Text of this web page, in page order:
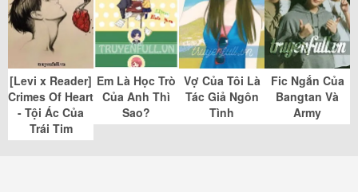
[Levi x Reader]
Crimes Of Heart
- Tội Ác Của
Trái Tim
Em Là Học Trò
Của Anh Thì
Sao?
Vợ Của Tôi Là
Tác Giả Ngôn
Tình
Fic Ngắn Của
Bangtan Và
Army